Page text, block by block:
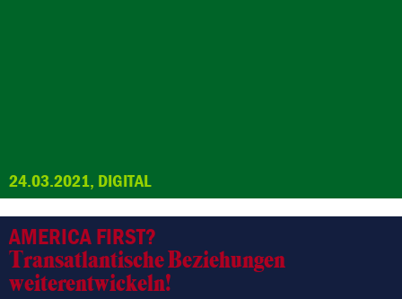
24.03.2021, DIGITAL
AMERICA FIRST?
Transatlantische Beziehungen
weiterentwickeln!